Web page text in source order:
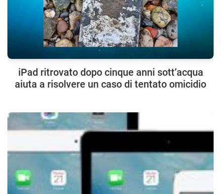
iPad ritrovato dopo cinque anni sott’acqua
aiuta a risolvere un caso di tentato omicidio